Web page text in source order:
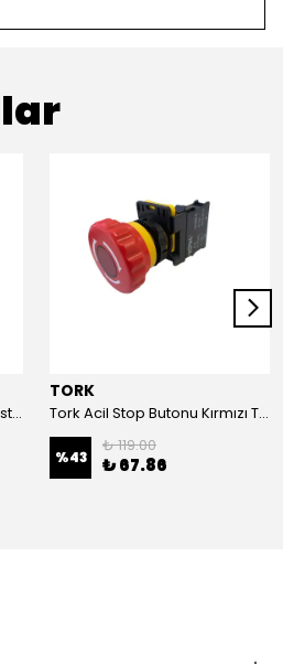
Akiş 500x700x250 ABS Polyester Pano | Duvar Pano | Plastik Elektrik Panosu
TORK
Tork Acil Stop Butonu Kırmızı TRK-A3-01ZS Acil Durum Butonu | Kırmızı Mantar Tipi NC1
%43
₺ 119.00
₺ 67.86